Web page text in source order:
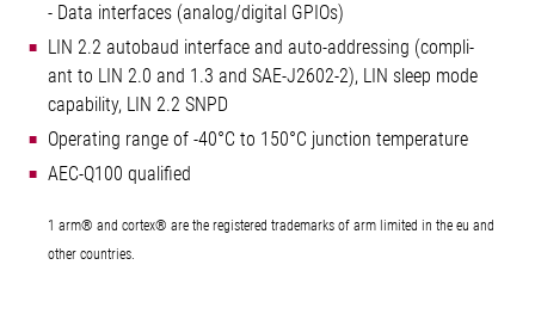
- Data interfaces (analog/digital GPIOs)
LIN 2.2 autobaud interface and auto-addressing (compli-
ant to LIN 2.0 and 1.3 and SAE-J2602-2), LIN sleep mode
capability, LIN 2.2 SNPD
Operating range of -40°C to 150°C junction temperature
AEC-Q100 qualified
1 arm® and cortex® are the registered trademarks of arm limited in the eu and
other countries.